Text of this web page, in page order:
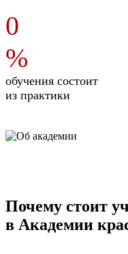
0
%
обучения состоит
из практики
Почему стоит
в Академии